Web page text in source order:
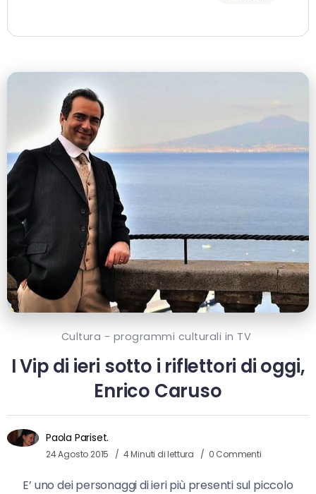
Cultura - programmi culturali in TV
I Vip di ieri sotto i riflettori di oggi,
Enrico Caruso
Paola Pariset.
24 Agosto 2015 4 Minuti di lettura 0 Commenti
E’ uno dei personaggi di ieri più presenti sul piccolo